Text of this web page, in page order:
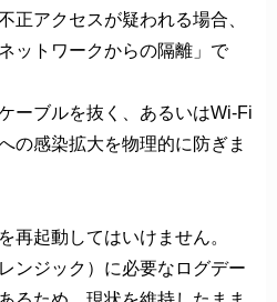
正アクセスが疑われる場合、
ットワークからの隔離」で
ーブルを抜く、あるいはWi-Fi
の感染拡大を物理的に防ぎま
再起動してはいけません。
ンジック）に必要なログデー